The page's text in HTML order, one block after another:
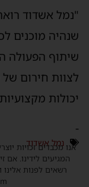
"נמל אשדוד
שנהיה מוכנים
שיתוף הפעולה
לצוות חירום
יכולות
-
נמל אשדוד
אנו מכבדים זכויות
המגיעים לידינו. אם
רשאים לפנות